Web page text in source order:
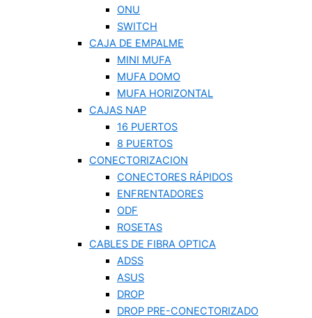
ONU
SWITCH
CAJA DE EMPALME
MINI MUFA
MUFA DOMO
MUFA HORIZONTAL
CAJAS NAP
16 PUERTOS
8 PUERTOS
CONECTORIZACION
CONECTORES RÁPIDOS
ENFRENTADORES
ODF
ROSETAS
CABLES DE FIBRA OPTICA
ADSS
ASUS
DROP
DROP PRE-CONECTORIZADO